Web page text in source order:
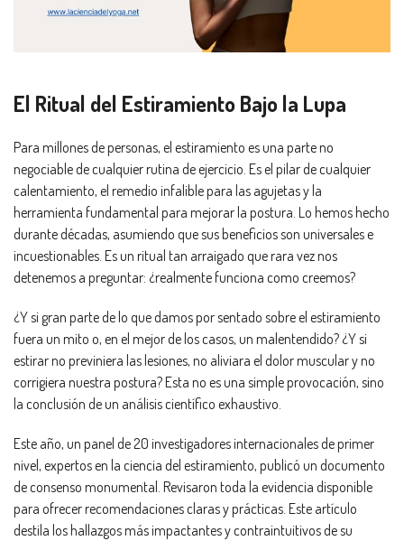
El Ritual del Estiramiento Bajo la Lupa
Para millones de personas, el estiramiento es una parte no
negociable de cualquier rutina de ejercicio. Es el pilar de cualquier
calentamiento, el remedio infalible para las agujetas y la
herramienta fundamental para mejorar la postura. Lo hemos hecho
durante décadas, asumiendo que sus beneficios son universales e
incuestionables. Es un ritual tan arraigado que rara vez nos
detenemos a preguntar: ¿realmente funciona como creemos?
¿Y si gran parte de lo que damos por sentado sobre el estiramiento
fuera un mito o, en el mejor de los casos, un malentendido? ¿Y si
estirar no previniera las lesiones, no aliviara el dolor muscular y no
corrigiera nuestra postura? Esta no es una simple provocación, sino
la conclusión de un análisis científico exhaustivo.
Este año, un panel de 20 investigadores internacionales de primer
nivel, expertos en la ciencia del estiramiento, publicó un documento
de consenso monumental. Revisaron toda la evidencia disponible
para ofrecer recomendaciones claras y prácticas. Este artículo
destila los hallazgos más impactantes y contraintuitivos de su